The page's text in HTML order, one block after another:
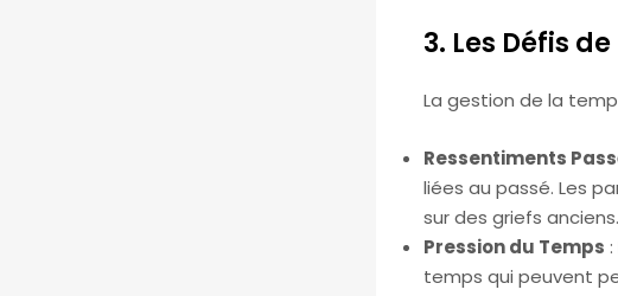
3. Les Défis
La gestion de la
Ressentiments
liées au passé. Les
sur des griefs anciens.
Pression du Temps
temps qui peuvent